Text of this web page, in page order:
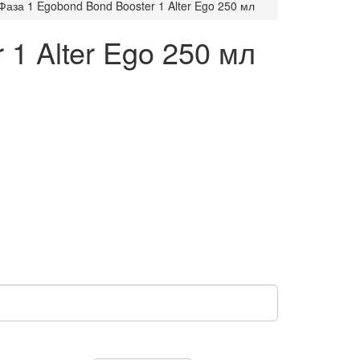
1 Egobond Bond Booster 1 Alter Ego 250 мл
1 Alter Ego 250 мл